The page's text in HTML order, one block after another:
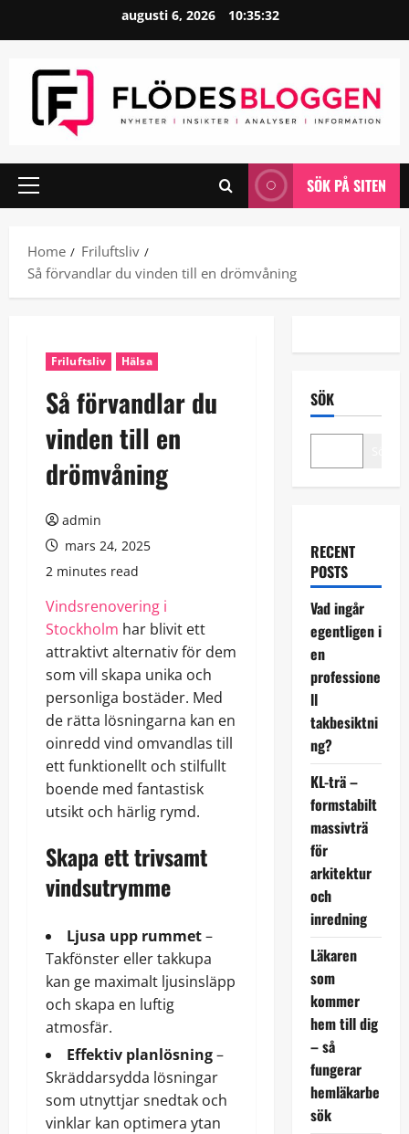
augusti 6, 2026 10:35:32
Primary
SÖK PÅ SITEN
Home
Friluftsliv
Så förvandlar du vinden till en drömvåning
Friluftsliv Hälsa
Så förvandlar du
vinden till en
drömvåning
admin
mars 24, 2025
2 minutes read
Vindsrenovering i
Stockholm har blivit ett
attraktivt alternativ för dem
som vill skapa unika och
personliga bostäder. Med
de rätta lösningarna kan en
oinredd vind omvandlas till
ett funktionellt och stilfullt
boende med fantastisk
utsikt och härlig rymd.
Skapa ett trivsamt
vindsutrymme
Ljusa upp rummet–
Takfönster eller takkupa
kan ge maximalt ljusinsläpp
och skapa en luftig
atmosfär.
Effektiv planlösning–
Skräddarsydda lösningar
som utnyttjar snedtak och
vinklar kan optimera ytan
SÖK
RECENT
POSTS
Vad ingår
egentligen i
en
professione
ll
takbesiktni
ng?
KL-trä –
formstabilt
massivträ
för
arkitektur
och
inredning
Läkaren
som
kommer
hem till dig
– så
fungerar
hemläkarbe
sök